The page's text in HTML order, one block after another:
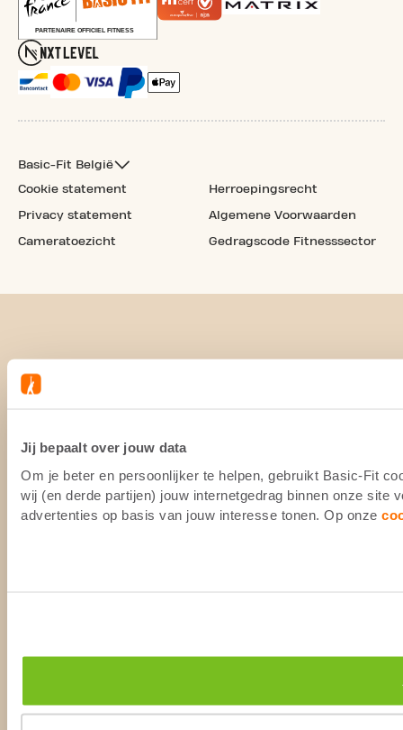
Jij bepaalt over jouw data
Om je beter en persoonlijker te helpen, gebruikt Basic-Fit
wij (en derde partijen) jouw internetgedrag binnen onze site
advertenties op basis van jouw interesse tonen. Op onze
Basic-Fit België
Cookie statement
Privacy statement
Cameratoezicht
Herroepingsrecht
Algemene Voorwaarden
Gedragscode Fitnesssector